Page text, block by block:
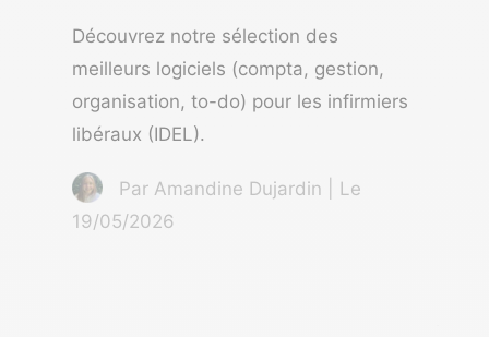
Découvrez notre sélection des
meilleurs logiciels (compta, gestion,
organisation, to-do) pour les infirmiers
libéraux (IDEL).
Par Amandine Dujardin | Le
19/05/2026